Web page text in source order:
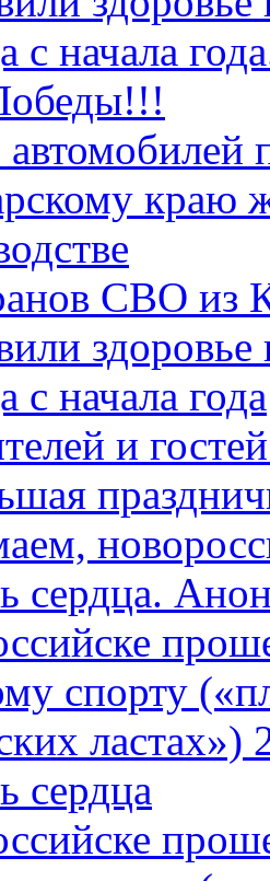
с начала
краю
СВО из
с начала года
и
сердца.
спорту
сердца